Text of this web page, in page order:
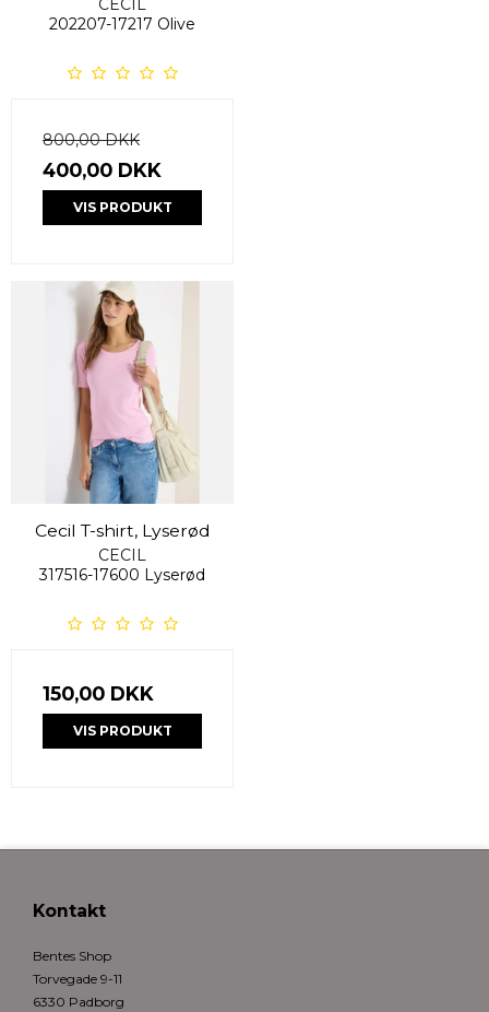
CECIL
202207-17217 Olive
800,00 DKK
400,00 DKK
VIS PRODUKT
Cecil T-shirt, Lyserød
CECIL
317516-17600 Lyserød
150,00 DKK
VIS PRODUKT
Kontakt
Bentes Shop
Torvegade 9-11
6330 Padborg